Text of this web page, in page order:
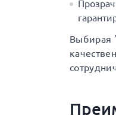
Выбирая